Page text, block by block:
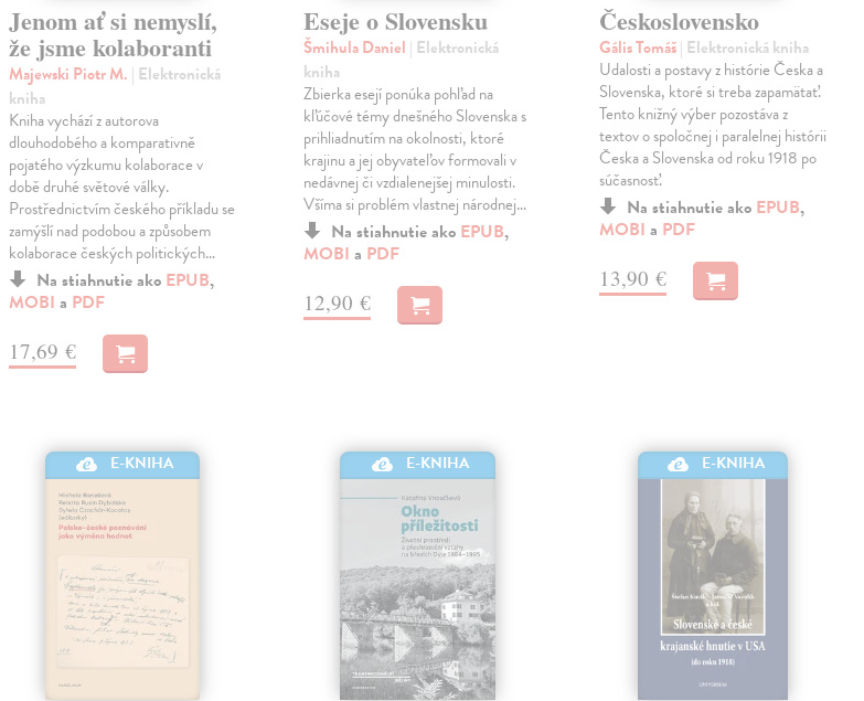
Jenom ať si nemyslí,
že jsme kolaboranti
Majewski Piotr M. | Elektronická
kniha
Kniha vychází z autorova
dlouhodobého a komparativně
pojatého výzkumu kolaborace v
době druhé světové války.
Prostřednictvím českého příkladu se
zamýšlí nad podobou a způsobem
kolaborace českých politických…
Na stiahnutie ako EPUB,
MOBI a PDF
17,69 €
Eseje o Slovensku
Šmihula Daniel | Elektronická
kniha
Zbierka esejí ponúka pohľad na
kľúčové témy dnešného Slovenska s
prihliadnutím na okolnosti, ktoré
krajinu a jej obyvateľov formovali v
nedávnej či vzdialenejšej minulosti.
Všíma si problém vlastnej národnej…
Na stiahnutie ako EPUB,
MOBI a PDF
12,90 €
Československo
Gális Tomáš| Elektronická kniha
Udalosti a postavy z histórie Česka a
Slovenska, ktoré si treba zapamätať.
Tento knižný výber pozostáva z
textov o spoločnej i paralelnej histórii
Česka a Slovenska od roku 1918 po
súčasnosť.
Na stiahnutie ako EPUB,
MOBI a PDF
13,90 €
E-KNIHA E-KNIHA E-KNIHA